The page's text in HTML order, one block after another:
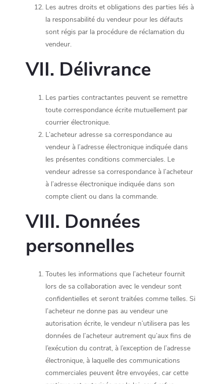
Les autres droits et obligations des parties liés à
la responsabilité du vendeur pour les défauts
sont régis par la procédure de réclamation du
vendeur.
VII. Délivrance
Les parties contractantes peuvent se remettre
toute correspondance écrite mutuellement par
courrier électronique.
L’acheteur adresse sa correspondance au
vendeur à l’adresse électronique indiquée dans
les présentes conditions commerciales. Le
vendeur adresse sa correspondance à l’acheteur
à l’adresse électronique indiquée dans son
compte client ou dans la commande.
VIII. Données
personnelles
Toutes les informations que l’acheteur fournit
lors de sa collaboration avec le vendeur sont
confidentielles et seront traitées comme telles. Si
l’acheteur ne donne pas au vendeur une
autorisation écrite, le vendeur n’utilisera pas les
données de l’acheteur autrement qu’aux fins de
l’exécution du contrat, à l’exception de l’adresse
électronique, à laquelle des communications
commerciales peuvent être envoyées, car cette